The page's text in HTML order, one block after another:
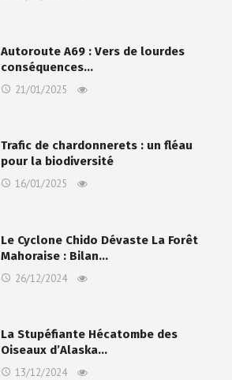
Autoroute A69 : Vers de lourdes
conséquences…
21/01/2025
Trafic de chardonnerets : un fléau
pour la biodiversité
16/01/2025
Le Cyclone Chido Dévaste La Forêt
Mahoraise : Bilan…
26/12/2024
La Stupéfiante Hécatombe des
Oiseaux d’Alaska…
13/12/2024